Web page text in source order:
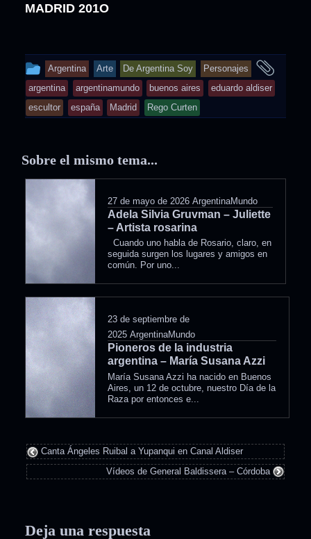
MADRID 201O
This
entry
was
posted
Argentina Arte De Argentina Soy Personajes
argentina argentinamundo buenos aires
eduardo aldiser
escultor
españa Madrid Rego Curten
Sobre el mismo tema...
27 de mayo de 2026 ArgentinaMundo
Adela Silvia Gruvman – Juliette
– Artista rosarina
Cuando uno habla de Rosario, claro, en
seguida surgen los lugares y amigos en
común. Por uno...
23 de septiembre de
2025 ArgentinaMundo
Pioneros de la industria
argentina – María Susana Azzi
María Susana Azzi ha nacido en Buenos
Aires, un 12 de octubre, nuestro Día de la
Raza por entonces e...
Canta Ángeles Ruibal a Yupanqui en Canal Aldiser
Vídeos de General Baldissera – Córdoba
Deja una respuesta